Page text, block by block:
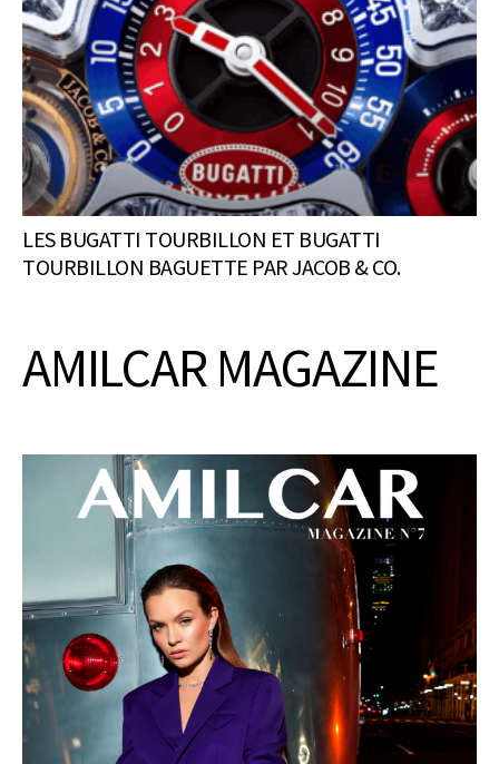
LES BUGATTI TOURBILLON ET BUGATTI
TOURBILLON BAGUETTE PAR JACOB & CO.
AMILCAR MAGAZINE